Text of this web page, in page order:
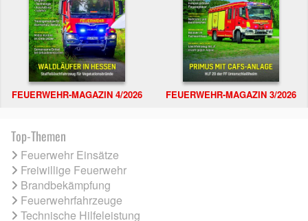
FEUERWEHR-MAGAZIN 4/2026 FEUERWEHR-MAGAZIN 3/2026
Top-Themen
Feuerwehr Einsätze
Freiwillige Feuerwehr
Brandbekämpfung
Feuerwehrfahrzeuge
Technische Hilfeleistung